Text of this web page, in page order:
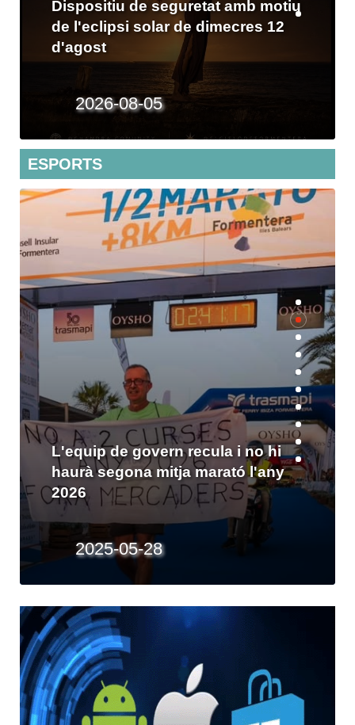
L'eclipsi des des cap de Barbaria
amb l'Associació Astronòmica de
Formentera
2026-07-27
ESPORTS
Els socialistes no volen dues
mitges maratons per a l'illa al 2026
2025-05-20